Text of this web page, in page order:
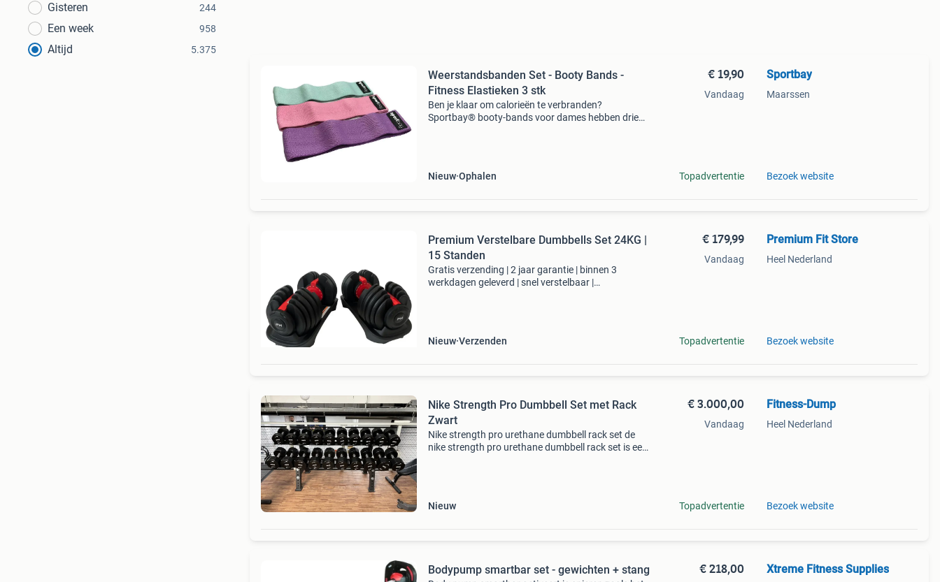
Gisteren 244
Een week 958
Altijd 5.375
Weerstandsbanden Set - Booty Bands -
Fitness Elastieken 3 stk
Ben je klaar om calorieën te verbranden?
Sportbay® booty-bands voor dames hebben drie
Nieuw Ophalen
€ 19,90
Vandaag
Topadvertentie
Sportbay
Maarssen
Bezoek website
Premium Verstelbare Dumbbells Set 24KG |
15 Standen
Gratis verzending | 2 jaar garantie | binnen 3
werkdagen geleverd | snel verstelbaar |
Nieuw Verzenden
€ 179,99
Vandaag
Topadvertentie
Premium Fit Store
Heel Nederland
Bezoek website
Nike Strength Pro Dumbbell Set met Rack
Zwart
Nike strength pro urethane dumbbell rack set de
nike strength pro urethane dumbbell rack set is een
Nieuw
€ 3.000,00
Vandaag
Topadvertentie
Fitness-Dump
Heel Nederland
Bezoek website
Bodypump smartbar set - gewichten + stang € 218,00 Xtreme Fitness Supplies